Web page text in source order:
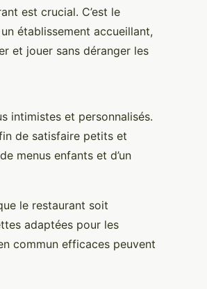
est crucial. C’est le
établissement accueillant,
et jouer sans déranger les
intimistes et personnalisés.
de satisfaire petits et
menus enfants et d’un
le restaurant soit
adaptées pour les
commun efficaces peuvent